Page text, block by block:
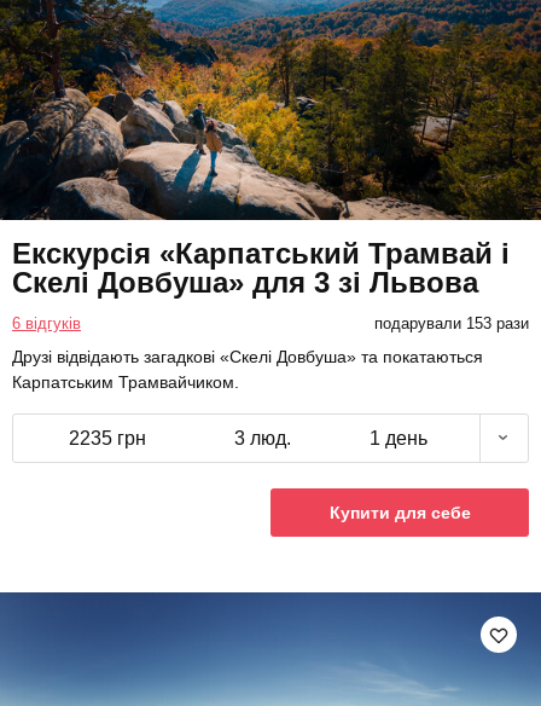
Екскурсія «Карпатський Трамвай і
Скелі Довбуша» для 3 зі Львова
6 відгуків подарували 153 рази
Друзі відвідають загадкові «Скелі Довбуша» та покатаються
Карпатським Трамвайчиком.
2235 грн 3 люд. 1 день
Купити для себе